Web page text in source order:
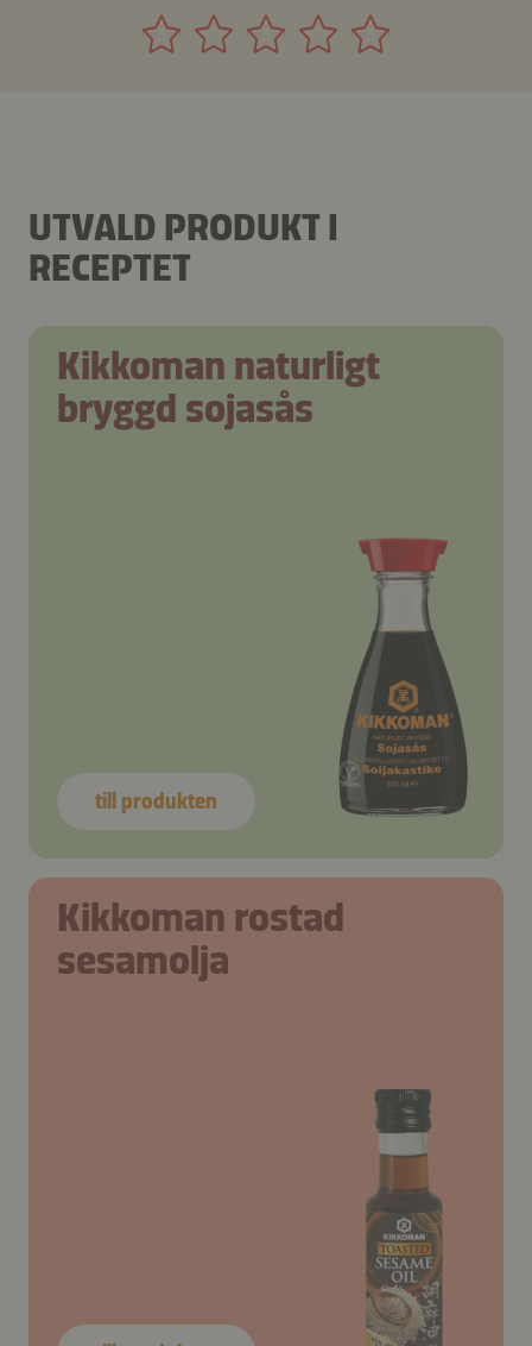
UTVALD PRODUKT I
RECEPTET
Kikkoman naturligt
bryggd sojasås
till produkten
Kikkoman rostad
sesamolja